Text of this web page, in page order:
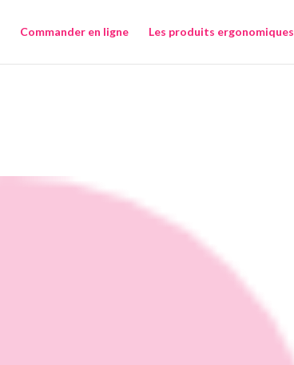
Commander en ligne Les produits ergonomiques